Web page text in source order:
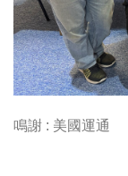
鳴謝 : 美國運通